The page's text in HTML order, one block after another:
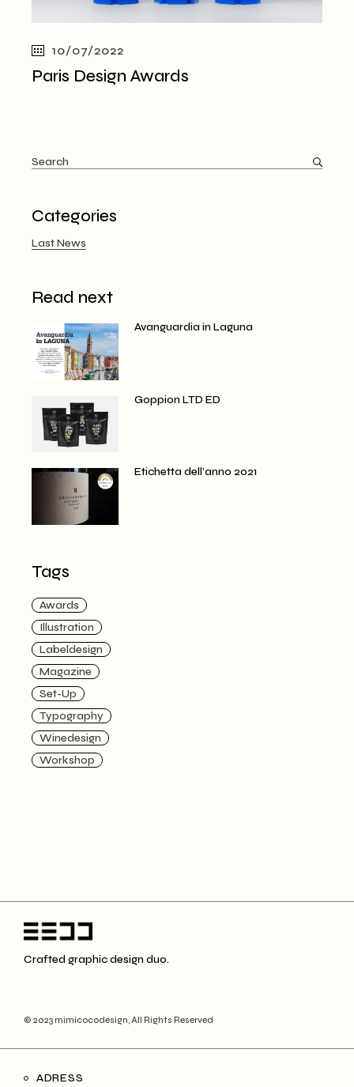
10/07/2022
Paris Design Awards
Categories
Last News
Read next
Avanguardia in Laguna
Goppion LTD ED
Etichetta dell’anno 2021
Tags
Awards
Illustration
Labeldesign
Magazine
Set-Up
Typography
Winedesign
Workshop
Crafted graphic design duo.
© 2023 mimicocodesign, All Rights Reserved
ADRESS